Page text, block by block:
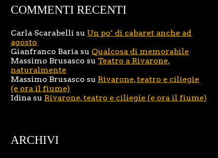
COMMENTI RECENTI
Carla Scarabelli su Un po’ di cabaret anche ad
agosto
Gianfranco Baria su Qualcosa di memorabile
Massimo Brusasco su Teatro a Rivarone,
naturalmente
Massimo Brusasco su Rivarone, teatro e ciliegie
(e ora il fiume)
Idina su Rivarone, teatro e ciliegie (e ora il fiume)
ARCHIVI